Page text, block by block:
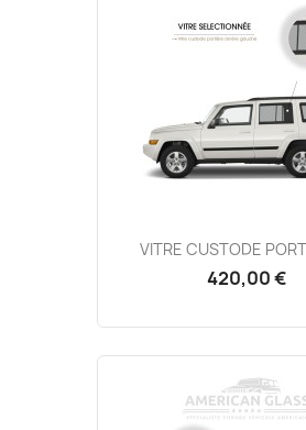
VITRE CUSTODE
420,00 €